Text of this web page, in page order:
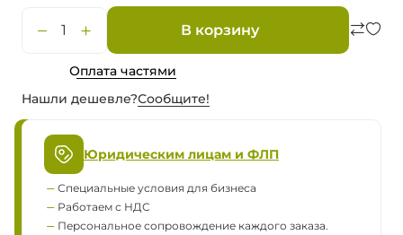
В корзину
Оплата частями
Нашли дешевле?Сообщите!
Юридическим лицам и ФЛП
Специальные условия для бизнеса
Работаем с НДС
Персональное сопровождение каждого заказа.